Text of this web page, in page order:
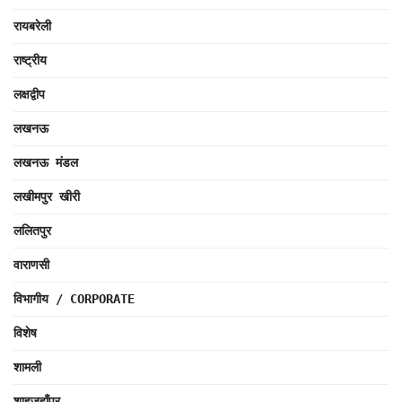
रायबरेली
राष्ट्रीय
लक्षद्वीप
लखनऊ
लखनऊ मंडल
लखीमपुर खीरी
ललितपुर
वाराणसी
विभागीय / CORPORATE
विशेष
शामली